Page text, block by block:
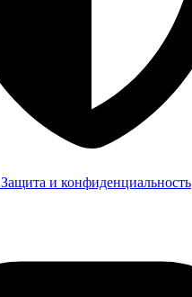
Защита и конфиденциальность